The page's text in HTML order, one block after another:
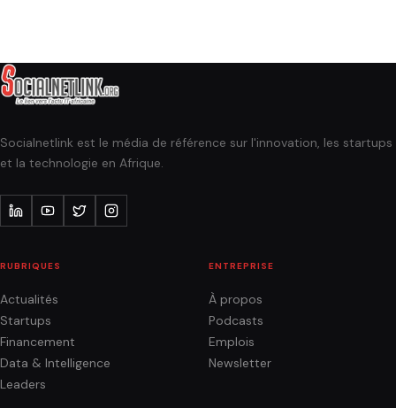
Socialnetlink est le média de référence sur l'innovation, les startups
et la technologie en Afrique.
RUBRIQUES
Actualités
Startups
Financement
Data & Intelligence
Leaders
ENTREPRISE
À propos
Podcasts
Emplois
Newsletter